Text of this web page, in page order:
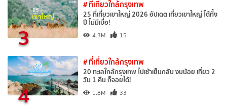
3
# ที่เที่ยวใกล้กรุงเทพ
25 ที่เที่ยวเขาใหญ่ 2026 อัปเดต เที่ยวเขาใหญ่ ได้ทั้ง
ปี ไม่มีเบื่อ!
4.3M 15
4
# ที่เที่ยวใกล้กรุงเทพ
20 ทะเลใกล้กรุงเทพ ไปเช้าเย็นกลับ งบน้อย เที่ยว 2
วัน 1 คืน ก็จอยได้!
1.8M 33